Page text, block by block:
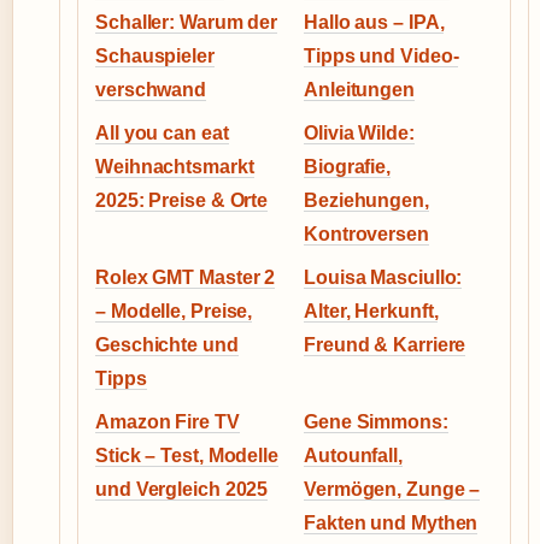
Schaller: Warum der
Schauspieler
verschwand
Hallo aus – IPA,
Tipps und Video-
Anleitungen
All you can eat
Weihnachtsmarkt
2025: Preise & Orte
Olivia Wilde:
Biografie,
Beziehungen,
Kontroversen
Rolex GMT Master 2
– Modelle, Preise,
Geschichte und
Tipps
Louisa Masciullo:
Alter, Herkunft,
Freund & Karriere
Amazon Fire TV
Stick – Test, Modelle
und Vergleich 2025
Gene Simmons:
Autounfall,
Vermögen, Zunge –
Fakten und Mythen